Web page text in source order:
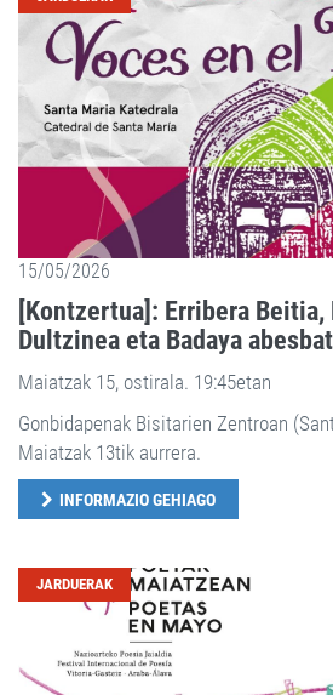
15/05/2026
[Kontzertua]: Erribera
Dultzinea eta Badaya
Maiatzak 15, ostirala. 19:45etan
Gonbidapenak Bisitarien Zentroan
Maiatzak 13tik aurrera.
INFORMAZIO GEHIAGO
JARDUERAK